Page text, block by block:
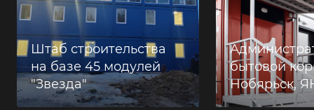
Штаб строительства
на базе 45 модулей
"Звезда"
бытовой
Нобярьск,